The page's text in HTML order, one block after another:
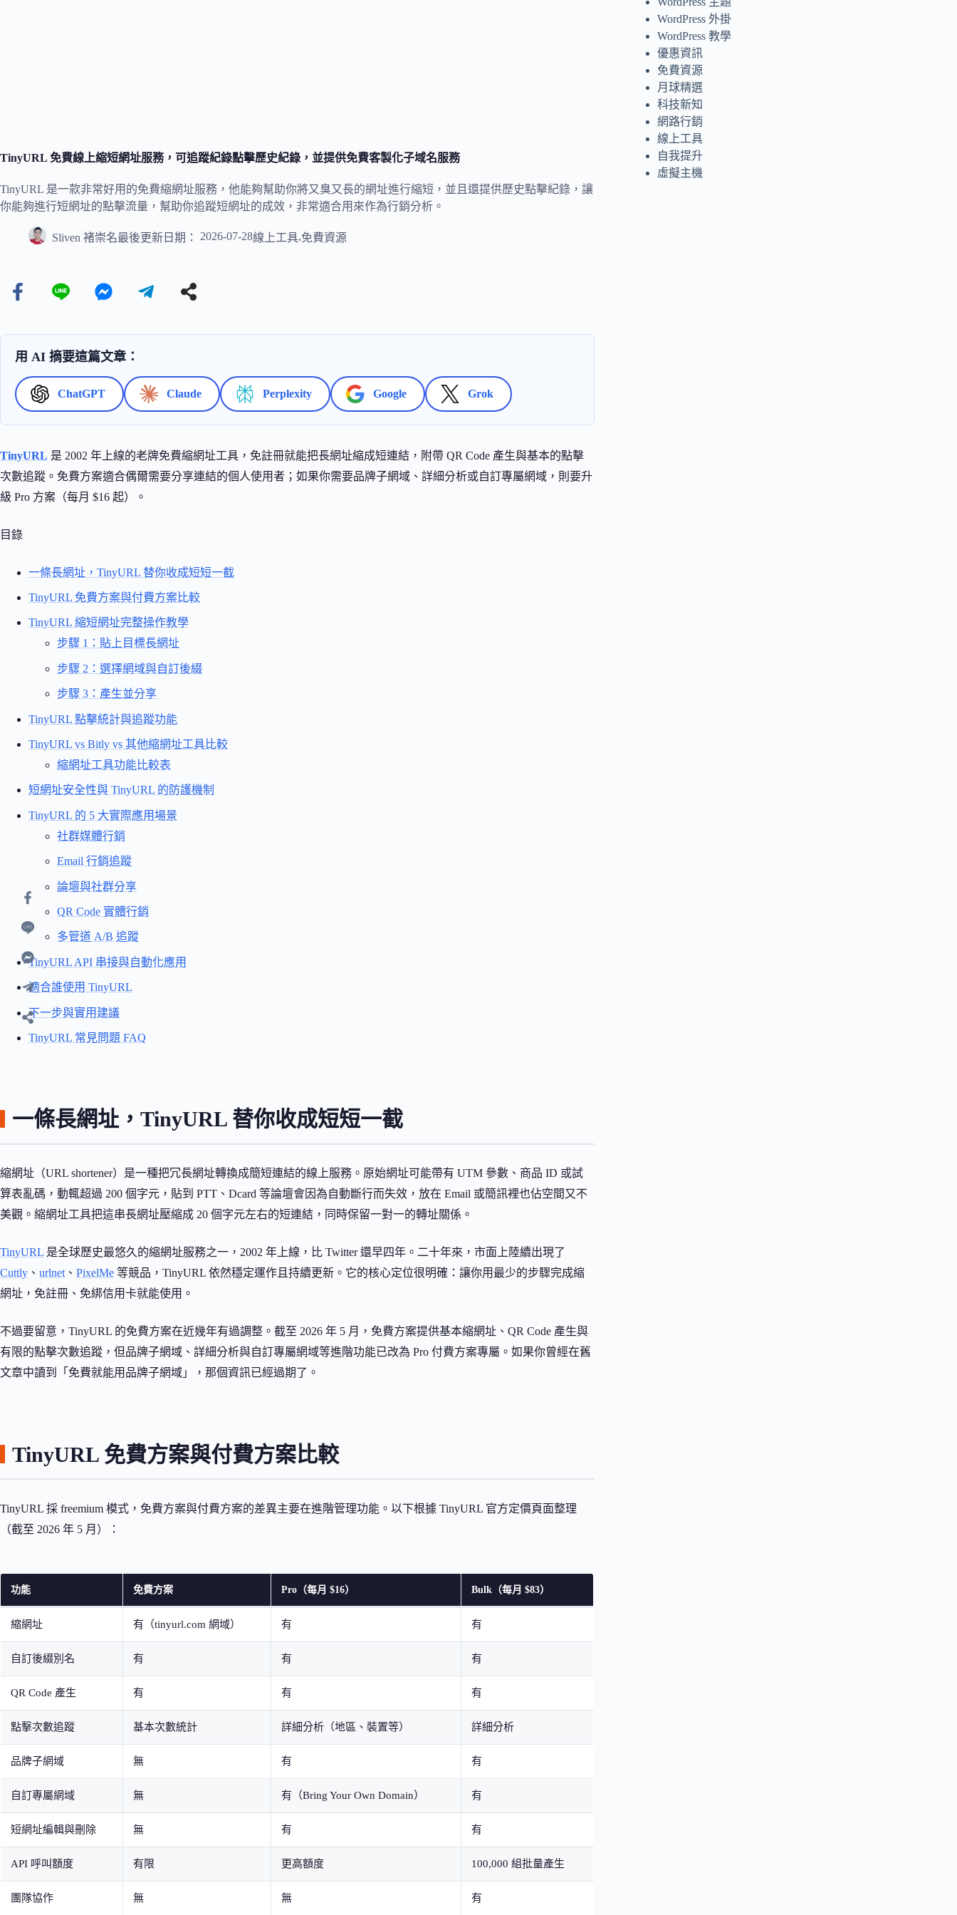
TinyURL 免費線上縮短網址服務，可追蹤紀錄點擊歷史紀錄，並提供免費客製化子域名服務
TinyURL 是一款非常好用的免費縮網址服務，他能夠幫助你將又臭又長的網址進行縮短，並且還提供歷史點擊紀錄，讓
你能夠進行短網址的點擊流量，幫助你追蹤短網址的成效，非常適合用來作為行銷分析。
Sliven 褚崇名最後更新日期： 2026-07-28線上工具,免費資源
用 AI 摘要這篇文章：
ChatGPT Claude Perplexity Google Grok
TinyURL 是 2002 年上線的老牌免費縮網址工具，免註冊就能把長網址縮成短連結，附帶 QR Code 產生與基本的點擊
次數追蹤。免費方案適合偶爾需要分享連結的個人使用者；如果你需要品牌子網域、詳細分析或自訂專屬網域，則要升
級 Pro 方案（每月 $16 起）。
目錄
一條長網址，TinyURL 替你收成短短一截
TinyURL 免費方案與付費方案比較
TinyURL 縮短網址完整操作教學
步驟 1：貼上目標長網址
步驟 2：選擇網域與自訂後綴
步驟 3：產生並分享
TinyURL 點擊統計與追蹤功能
TinyURL vs Bitly vs 其他縮網址工具比較
縮網址工具功能比較表
短網址安全性與 TinyURL 的防護機制
TinyURL 的 5 大實際應用場景
社群媒體行銷
Email 行銷追蹤
論壇與社群分享
QR Code 實體行銷
多管道 A/B 追蹤
TinyURL API 串接與自動化應用
適合誰使用 TinyURL
下一步與實用建議
TinyURL 常見問題 FAQ
一條長網址，TinyURL 替你收成短短一截
縮網址（URL shortener）是一種把冗長網址轉換成簡短連結的線上服務。原始網址可能帶有 UTM 參數、商品 ID 或試
算表亂碼，動輒超過 200 個字元，貼到 PTT、Dcard 等論壇會因為自動斷行而失效，放在 Email 或簡訊裡也佔空間又不
美觀。縮網址工具把這串長網址壓縮成 20 個字元左右的短連結，同時保留一對一的轉址關係。
TinyURL 是全球歷史最悠久的縮網址服務之一，2002 年上線，比 Twitter 還早四年。二十年來，市面上陸續出現了
Cuttly 、 urlnet 、 PixelMe 等競品，TinyURL 依然穩定運作且持續更新。它的核心定位很明確：讓你用最少的步驟完成縮
網址，免註冊、免綁信用卡就能使用。
不過要留意，TinyURL 的免費方案在近幾年有過調整。截至 2026 年 5 月，免費方案提供基本縮網址、QR Code 產生與
有限的點擊次數追蹤，但品牌子網域、詳細分析與自訂專屬網域等進階功能已改為 Pro 付費方案專屬。如果你曾經在舊
文章中讀到「免費就能用品牌子網域」，那個資訊已經過期了。
TinyURL 免費方案與付費方案比較
TinyURL 採 freemium 模式，免費方案與付費方案的差異主要在進階管理功能。以下根據 TinyURL 官方定價頁面整理
（截至 2026 年 5 月）：
功能 免費方案 Pro（每月 $16） Bulk（每月 $83）
縮網址 有（tinyurl.com 網域） 有 有
自訂後綴別名 有 有 有
QR Code 產生 有 有 有
點擊次數追蹤 基本次數統計 詳細分析（地區、裝置等） 詳細分析
品牌子網域 無 有 有
自訂專屬網域 無 有（Bring Your Own Domain） 有
短網址編輯與刪除 無 有 有
API 呼叫額度 有限 更高額度 100,000 組批量產生
團隊協作 無 無 有
WordPress 外掛
WordPress 教學
優惠資訊
免費資源
月球精選
科技新知
網路行銷
線上工具
自我提升
虛擬主機